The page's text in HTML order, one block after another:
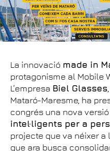
La innovació made in
protagonisme al Mobile
L’empresa Biel Glasses
Mataró-Maresme, ha
congrés una nova
intel·ligents per a
projecte que va néixer
que ara busca